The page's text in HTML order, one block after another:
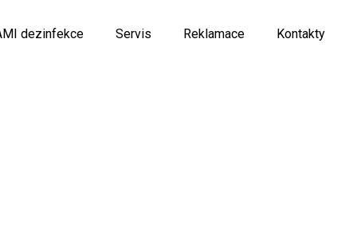
dezinfekce Servis Reklamace Kontakty